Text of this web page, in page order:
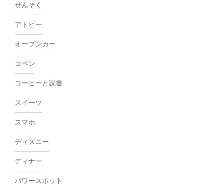
ぜんそく
アトピー
オープンカー
コペン
コーヒーと読書
スイーツ
スマホ
ディズニー
ディナー
パワースポット